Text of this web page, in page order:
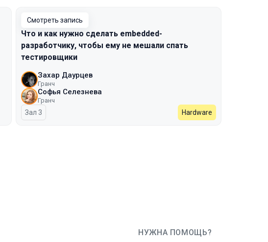
Смотреть запись
Что и как нужно сделать embedded-
разработчику, чтобы ему не мешали спать
тестировщики
Захар Даурцев
Гранч
Софья Селезнева
Гранч
Зал 3 Hardware
НУЖНА ПОМОЩЬ?